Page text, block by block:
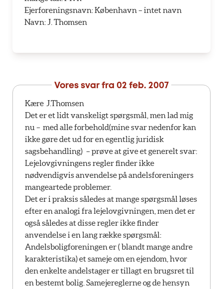
Ejerforeningsnavn: København – intet navn
Navn: J. Thomsen
Vores svar fra 02 feb. 2007
Kære J.Thomsen
Det er et lidt vanskeligt spørgsmål, men lad mig
nu – med alle forbehold(mine svar nedenfor kan
ikke gøre det ud for en egentlig juridisk
sagsbehandling) – prøve at give et generelt svar:
Lejelovgivningens regler finder ikke
nødvendigvis anvendelse på andelsforeningers
mangeartede problemer.
Det er i praksis således at mange spørgsmål løses
efter en analogi fra lejelovgivningen, men det er
også således at disse regler ikke finder
anvendelse i en lang række spørgsmål:
Andelsboligforeningen er ( blandt mange andre
karakteristika) et sameje om en ejendom, hvor
den enkelte andelstager er tillagt en brugsret til
en bestemt bolig. Samejereglerne og de hensyn